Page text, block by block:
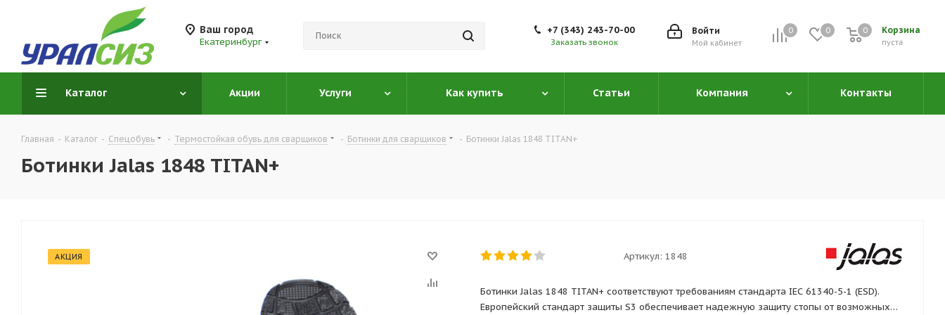
Ваш город
Екатеринбург
0 0 Корзина
0
пуста
0
Войти
Мой кабинет
+7 (343) 243-70-00
Заказать звонок
Каталог Акции Услуги Как купить Статьи Компания Контакты
Главная - Каталог - Спецобувь - Термостойкая обувь для сварщиков - Ботинки для сварщиков - Ботинки Jalas 1848 TITAN+
Ботинки Jalas 1848 TITAN+
АКЦИЯ Артикул: 1848
Ботинки Jalas 1848 TITAN+ соответствуют требованиям стандарта IEC 61340-5-1 (ESD).
Европейский стандарт защиты S3 обеспечивает надежную защиту стопы от возможных